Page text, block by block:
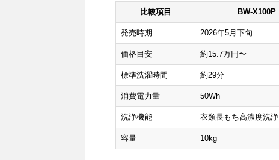
比較項目 BW-X100P
発売時期 2026年5月下旬
価格目安 約15.7万円〜
標準洗濯時間 約29分
消費電力量 50Wh
洗浄機能 衣類長もち高濃度洗浄
容量 10kg